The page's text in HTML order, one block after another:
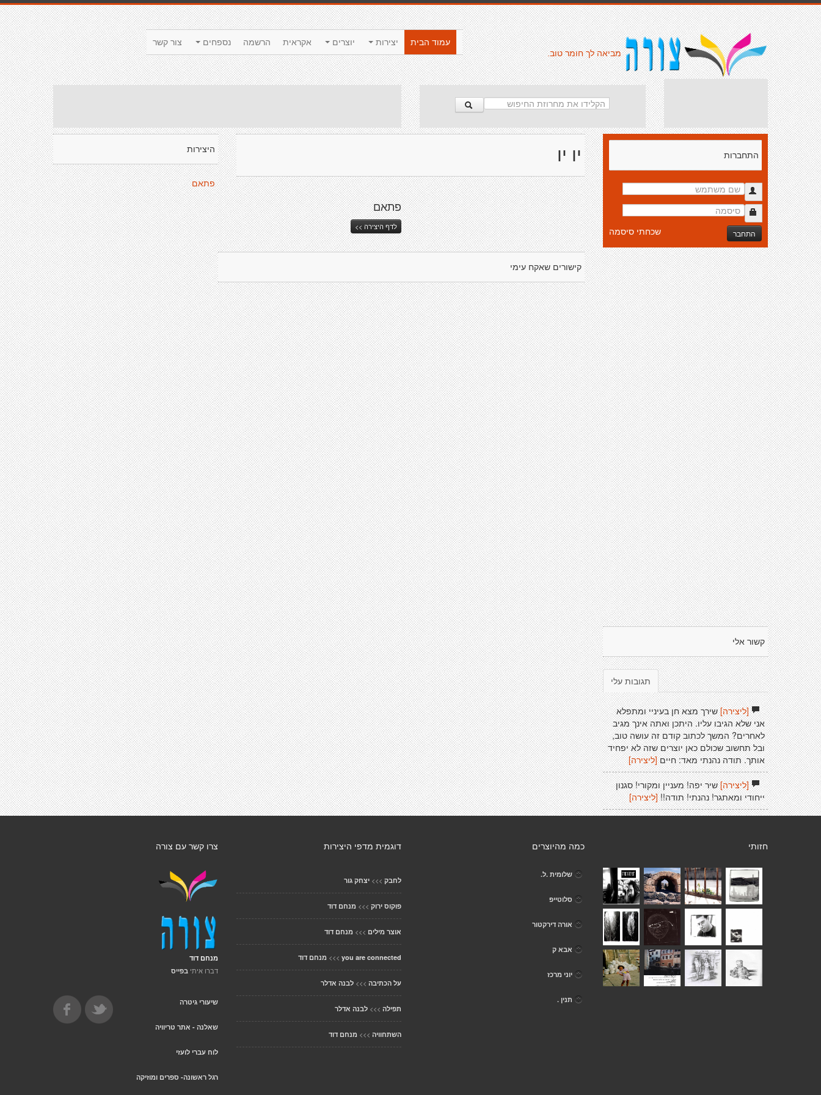
צור קשר נספחים הרשמה אקראית יוצרים יצירות
עמוד הבית
מביאה לך חומר טוב.
היצירות
פתאם
יו יו
פתאם
לדף היצירה >>
קישורים שאקח עימי
התחברות
התחבר שכחתי סיסמה
קשור אלי
תגובות עלי
[ליצירה]שירך מצא חן בעיניי ומתפלא
אני שלא הגיבו עליו. היתכן ואתה אינך מגיב
לאחרים? המשך לכתוב קודם זה עושה טוב,
ובל תחשוב שכולם כאן יוצרים שזה לא יפחיד
אותך. תודה נהנתי מאד: חיים[ליצירה]
[ליצירה]שיר יפה! מעניין ומקורי! סגנון
ייחודי ומאתגר! נהנתי! תודה!! [ליצירה]
צרו קשר עם צורה
מנחם דוד
דברו איתי בפייס
שיעורי גיטרה
שאלנה - אתר טריוויה
לוח עברי לועזי
רגל ראשונה- ספרים ומוזיקה
דוגמית מדפי היצירות
לחבק >>> יצחק גור
פוקוס ירוק >>> מנחם דוד
אוצר מילים >>> מנחם דוד
you are connected
>>> מנחם דוד
על הכתיבה >>> לבנה אדלר
תפילה >>> לבנה אדלר
השתחוויה >>> מנחם דוד
כמה מהיוצרים
שלומית .ל.
סלוטייפ
אורה דירקטור
אבא ק
יוני מרכז
תנין .
חזותי